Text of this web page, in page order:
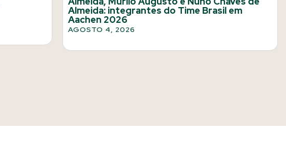
Almeida: integrantes do Time Brasil em
Aachen 2026
AGOSTO 4, 2026